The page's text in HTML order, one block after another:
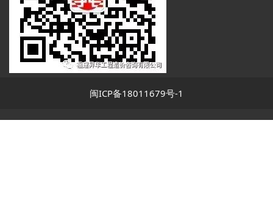
闽ICP备18011679号-1